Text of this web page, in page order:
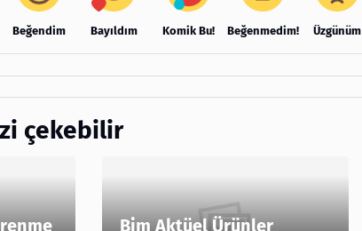
Beğendim Bayıldım Komik Bu! Beğenmedim! Üzgünüm
çekebilir
Bim Aktüel Ürünler